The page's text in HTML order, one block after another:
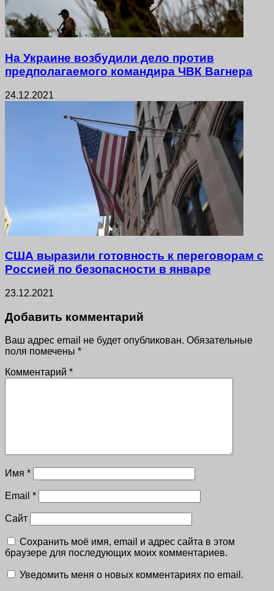
На Украине возбудили дело против
предполагаемого командира ЧВК Вагнера
24.12.2021
США выразили готовность к переговорам с
Россией по безопасности в январе
23.12.2021
Добавить комментарий
Ваш адрес email не будет опубликован. Обязательные
поля помечены *
Комментарий *
Имя *
Email *
Сайт
Сохранить моё имя, email и адрес сайта в этом
браузере для последующих моих комментариев.
Уведомить меня о новых комментариях по email.